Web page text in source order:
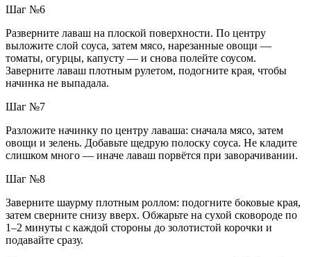
Шаг №6
Разверните лаваш на плоской поверхности. По центру
выложите слой соуса, затем мясо, нарезанные овощи —
томаты, огурцы, капусту — и снова полейте соусом.
Заверните лаваш плотным рулетом, подогните края, чтобы
начинка не выпадала.
Шаг №7
Разложите начинку по центру лаваша: сначала мясо, затем
овощи и зелень. Добавьте щедрую полоску соуса. Не кладите
слишком много — иначе лаваш порвётся при заворачивании.
Шаг №8
Заверните шаурму плотным роллом: подогните боковые края,
затем сверните снизу вверх. Обжарьте на сухой сковороде по
1–2 минуты с каждой стороны до золотистой корочки и
подавайте сразу.